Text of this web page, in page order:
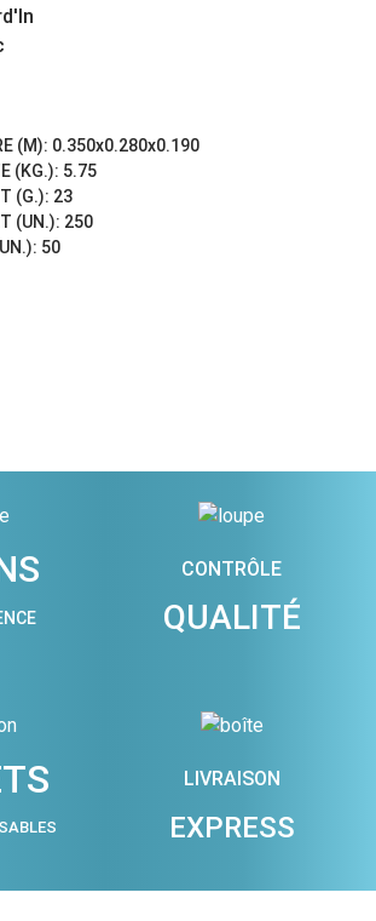
(M): 0.350x0.280x0.190
(KG.): 5.75
(G.): 23
(UN.): 250
50
CONTRÔLE
QUALITÉ
LIVRAISON
EXPRESS